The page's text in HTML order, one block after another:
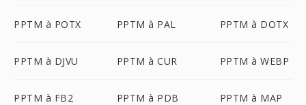
PPTM à POTX PPTM à PAL PPTM à DOTX
PPTM à DJVU PPTM à CUR PPTM à WEBP
PPTM à FB2 PPTM à PDB PPTM à MAP